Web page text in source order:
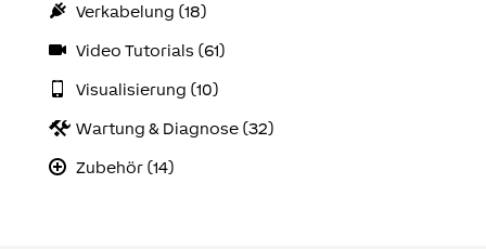
Verkabelung (18)
Video Tutorials (61)
Visualisierung (10)
Wartung & Diagnose (32)
Zubehör (14)